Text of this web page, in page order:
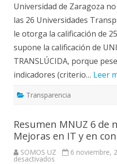
Universidad de Zaragoza
las 26 Universidades
le otorga la calificación de
supone la calificación de
TRANSLÚCIDA, porque
indicadores (criterio… Leer
Transparencia
Resumen MNUZ 6 de
Mejoras en IT y en
SOMOS UZ 6 noviembre,
desactivados